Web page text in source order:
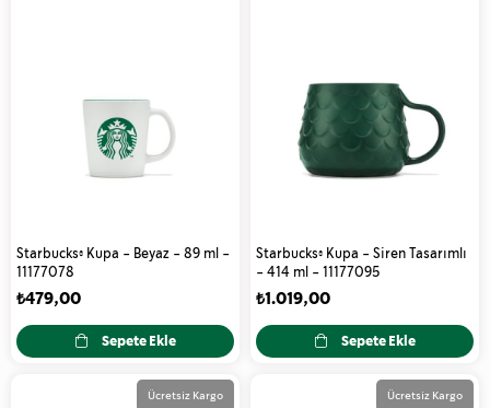
Starbucks® Kupa - Beyaz - 89 ml -
11177078
₺479,00
Sepete Ekle
Starbucks® Kupa - Siren Tasarımlı
- 414 ml - 11177095
₺1.019,00
Sepete Ekle
Ücretsiz Kargo Ücretsiz Kargo